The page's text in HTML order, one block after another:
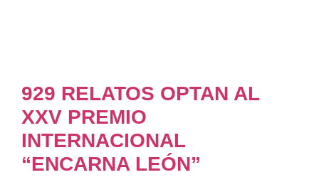
929 RELATOS OPTAN AL
XXV PREMIO
INTERNACIONAL
“ENCARNA LEÓN”